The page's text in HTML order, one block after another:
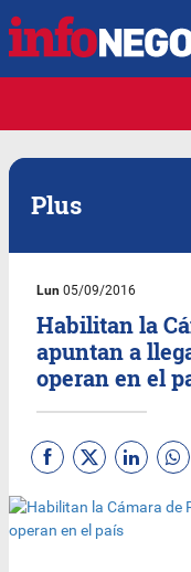
Plus
Lun 05/09/2016
Habilitan la
apuntan a
operan en el